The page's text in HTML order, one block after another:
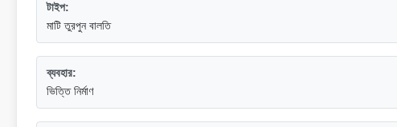
টাইপ:
মাটি তুরপুন বালতি
ব্যবহার:
ভিত্তি নির্মাণ